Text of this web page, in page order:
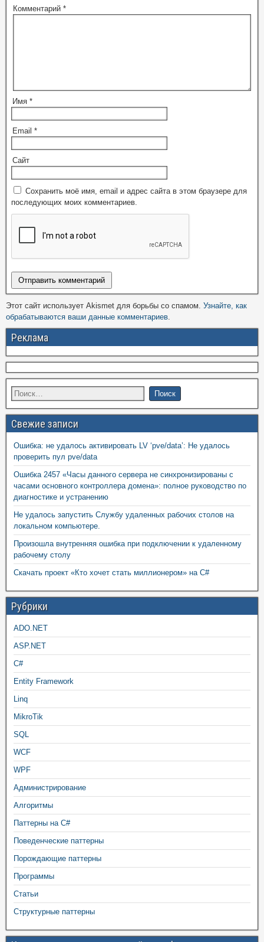
Комментарий *
Имя *
Email *
Сайт
Сохранить моё имя, email и адрес сайта в этом браузере для
последующих моих комментариев.
Этот сайт использует Akismet для борьбы со спамом. Узнайте, как
обрабатываются ваши данные комментариев.
Реклама
Свежие записи
Ошибка: не удалось активировать LV ‘pve/data’: Не удалось
проверить пул pve/data
Ошибка 2457 «Часы данного сервера не синхронизированы с
часами основного контроллера домена»: полное руководство по
диагностике и устранению
Не удалось запустить Службу удаленных рабочих столов на
локальном компьютере.
Произошла внутренняя ошибка при подключении к удаленному
рабочему столу
Скачать проект «Кто хочет стать миллионером» на C#
Рубрики
ADO.NET
ASP.NET
C#
Entity Framework
Linq
MikroTik
SQL
WCF
WPF
Администрирование
Алгоритмы
Паттерны на C#
Поведенческие паттерны
Порождающие паттерны
Программы
Статьи
Структурные паттерны